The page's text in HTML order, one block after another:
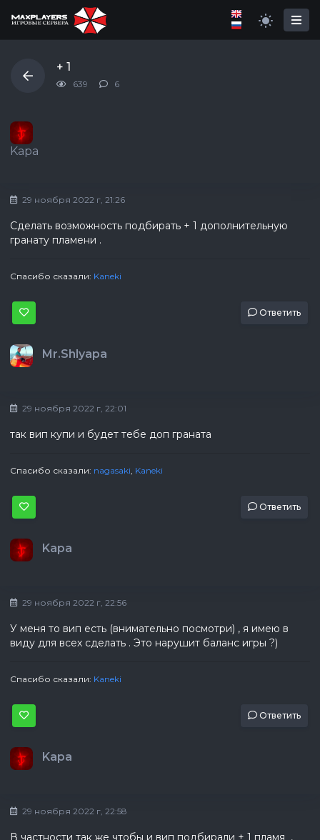
+ 1
639 6
Kapa
29 ноября 2022 г, 21:26
Сделать возможность подбирать + 1 дополнительную
гранату пламени .
Спасибо сказали: Kaneki
Ответить
Mr.Shlyapa
29 ноября 2022 г, 22:01
так вип купи и будет тебе доп граната
Спасибо сказали: nagasaki, Kaneki
Ответить
Kapa
29 ноября 2022 г, 22:56
У меня то вип есть (внимательно посмотри) , я имею в
виду для всех сделать . Это нарушит баланс игры ?)
Спасибо сказали: Kaneki
Ответить
Kapa
29 ноября 2022 г, 22:58
В частности так же чтобы и вип подбирали + 1 пламя ,